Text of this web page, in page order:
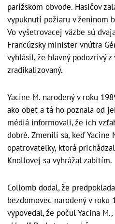
parížskom obvode. Hasičov
vypuknutí požiaru v ženinom
Vo vyšetrovacej väzbe sú
Francúzsky minister vnútra
vyhlásil, že hlavný podozrivý
zradikalizovaný.
Yacine M. narodený v roku
ako obeť a tá ho poznala od
médiá informovali, že ich
dobré. Zmenili sa, keď Yacine
opatrovateľky, ktorá
Knollovej sa vyhrážal zabitím.
Collomb dodal, že
bezdomovec narodený v
vypovedal, že počul Yacina